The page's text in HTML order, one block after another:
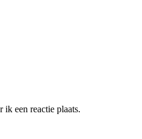
een reactie plaats.